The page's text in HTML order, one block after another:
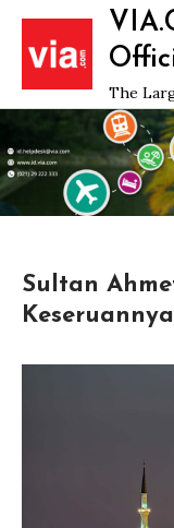
Skip
content
The
Sultan
Keseruannya